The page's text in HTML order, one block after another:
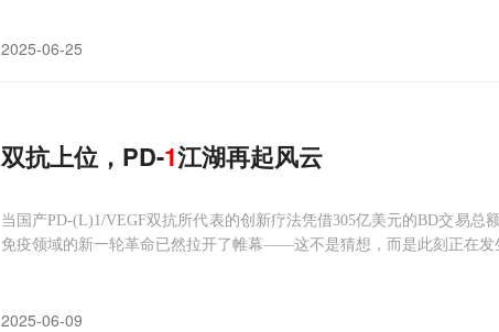
2025-06-25
双抗上位，PD-1江湖再起风云
当国产PD-(L)1/VEGF双抗所代表的创新疗法凭借305亿美元的BD交易总
免疫领域的新一轮革命已然拉开了帷幕——这不是猜想，而是此刻正在发
2025-06-09